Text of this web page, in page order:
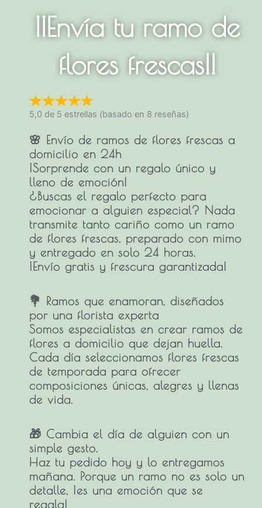
¡¡Envía tu ramo de
flores frescas!!
5,0 de 5 estrellas (basado en 8 reseñas)
🌸 Envío de ramos de flores frescas a
domicilio en 24h
¡Sorprende con un regalo único y
lleno de emoción!
¿Buscas el regalo perfecto para
emocionar a alguien especial? Nada
transmite tanto cariño como un ramo
de flores frescas, preparado con mimo
y entregado en solo 24 horas.
¡Envío gratis y frescura garantizada!
💐 Ramos que enamoran, diseñados
por una florista experta
Somos especialistas en crear ramos de
flores a domicilio que dejan huella.
Cada día seleccionamos flores frescas
de temporada para ofrecer
composiciones únicas, alegres y llenas
de vida.
🎁 Cambia el día de alguien con un
simple gesto.
Haz tu pedido hoy y lo entregamos
mañana. Porque un ramo no es solo un
detalle, ¡es una emoción que se
regala!